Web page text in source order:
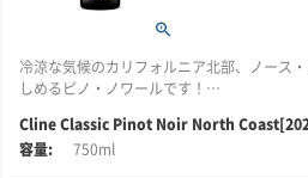
香りには、鮮やかなチェリー、酸味のある
し、ラズベリージャムやバラの花びら、大
に、ルイボスティーを思わせるほのかな温か
余韻には、柔らかくベルベットのようなタ
レート、シナモン、クローブの風味が上品
冷涼な気候のカリフォルニア北部、ノース
しめるピノ・ノワールです！
■テイスティング・コメント
香りには、ワイルドストロベリーやラズベ
Cline Classic Pinot Noir North
750ml